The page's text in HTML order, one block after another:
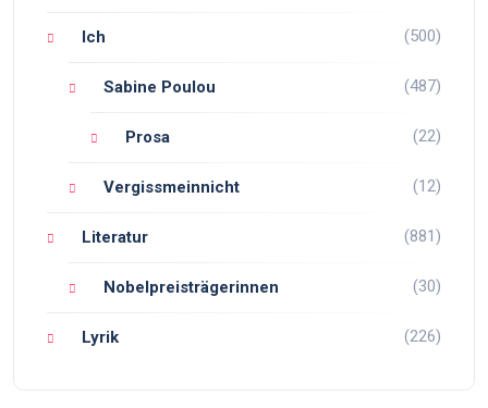
Ich (500)
Sabine Poulou (487)
Prosa (22)
Vergissmeinnicht (12)
Literatur (881)
Nobelpreisträgerinnen (30)
Lyrik (226)